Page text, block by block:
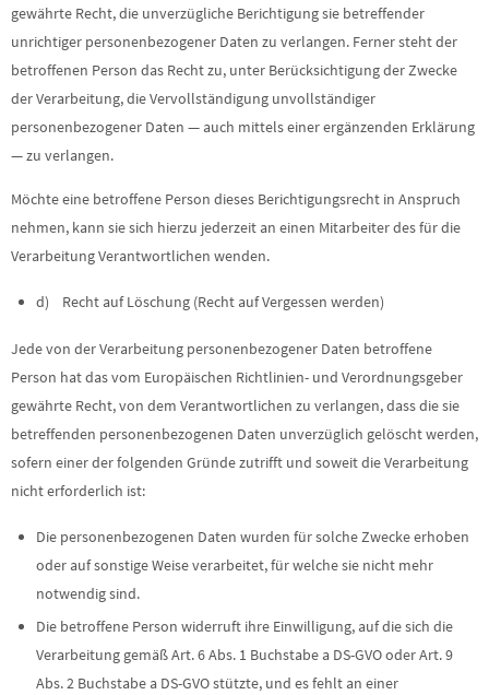
gewährte Recht, die unverzügliche Berichtigung sie betreffender
unrichtiger personenbezogener Daten zu verlangen. Ferner steht der
betroffenen Person das Recht zu, unter Berücksichtigung der Zwecke
der Verarbeitung, die Vervollständigung unvollständiger
personenbezogener Daten — auch mittels einer ergänzenden Erklärung
— zu verlangen.
Möchte eine betroffene Person dieses Berichtigungsrecht in Anspruch
nehmen, kann sie sich hierzu jederzeit an einen Mitarbeiter des für die
Verarbeitung Verantwortlichen wenden.
d) Recht auf Löschung (Recht auf Vergessen werden)
Jede von der Verarbeitung personenbezogener Daten betroffene
Person hat das vom Europäischen Richtlinien- und Verordnungsgeber
gewährte Recht, von dem Verantwortlichen zu verlangen, dass die sie
betreffenden personenbezogenen Daten unverzüglich gelöscht werden,
sofern einer der folgenden Gründe zutrifft und soweit die Verarbeitung
nicht erforderlich ist:
Die personenbezogenen Daten wurden für solche Zwecke erhoben
oder auf sonstige Weise verarbeitet, für welche sie nicht mehr
notwendig sind.
Die betroffene Person widerruft ihre Einwilligung, auf die sich die
Verarbeitung gemäß Art. 6 Abs. 1 Buchstabe a DS-GVO oder Art. 9
Abs. 2 Buchstabe a DS-GVO stützte, und es fehlt an einer